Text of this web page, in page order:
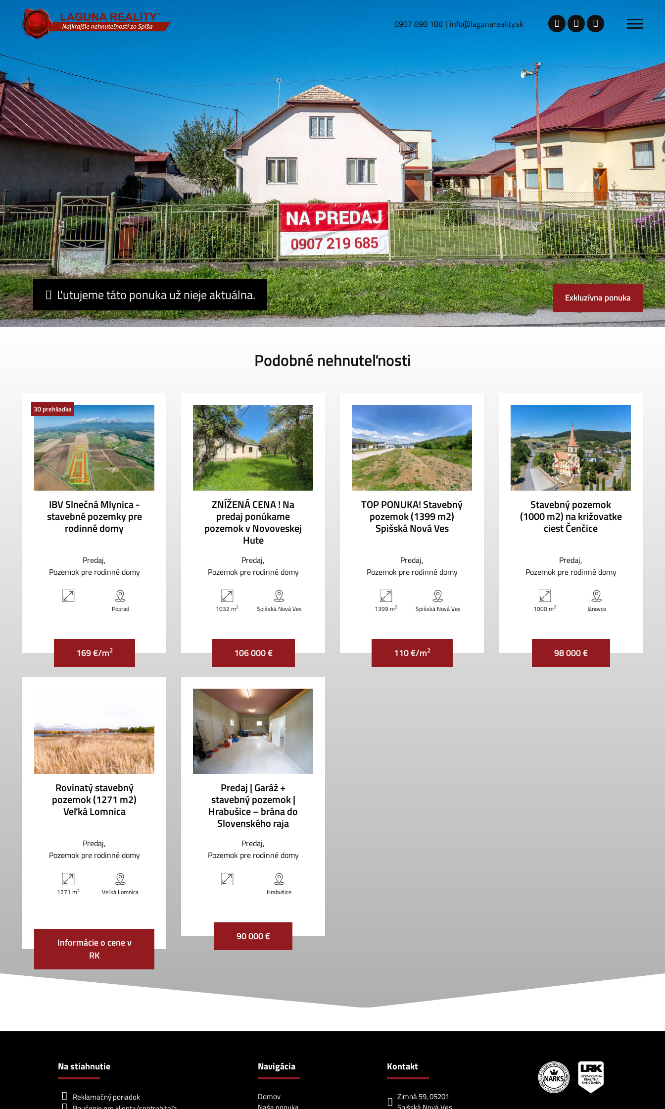
0907 898 188 info@lagunareality.sk
Exkluzívna ponuka
Ľutujeme táto ponuka už nieje aktuálna.
Podobné nehnuteľnosti
3D prehliadka
IBV Slnečná Mlynica -
stavebné pozemky pre
rodinné domy
Predaj
Pozemok pre rodinné domy
Poprad
169 €/m2
ZNÍŽENÁ CENA ! Na
predaj ponúkame
pozemok v Novoveskej
Hute
Predaj
Pozemok pre rodinné domy
1032 m2 Spišská Nová Ves
106 000 €
TOP PONUKA! Stavebný
pozemok (1399 m2)
Spišská Nová Ves
Predaj
Pozemok pre rodinné domy
1399 m2 Spišská Nová Ves
110 €/m2
Stavebný pozemok
(1000 m2) na križovatke
ciest Čenčice
Predaj
Pozemok pre rodinné domy
1000 m2 Jánovce
98 000 €
Rovinatý stavebný
pozemok (1271 m2)
Veľká Lomnica
Predaj
Pozemok pre rodinné domy
1271 m2 Veľká Lomnica
Informácie o cene v
RK
Predaj | Garáž +
stavebný pozemok |
Hrabušice – brána do
Slovenského raja
Predaj
Pozemok pre rodinné domy
Hrabušice
90 000 €
Na stiahnutie
Reklamačný poriadok
Navigácia
Domov
Kontakt
Zimná 59, 05201